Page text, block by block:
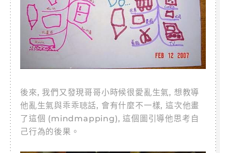
後來, 我們又發現哥哥小時候很愛亂生氣, 想教導
他亂生氣與乖乖聴話, 會有什麼不一樣, 這次他畫
了這個 (mindmapping), 這個圖引導他思考自
己行為的後果。